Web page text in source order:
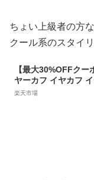
ちょい上級者の方
クール系のスタイ
【最大30%OFFクー
ヤーカフ イヤカフ
アレルギー対応 18K
楽天市場